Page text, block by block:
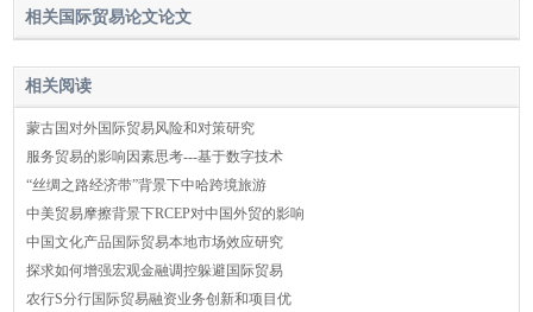
相关国际贸易论文论文
相关阅读
蒙古国对外国际贸易风险和对策研究
服务贸易的影响因素思考---基于数字技术
“丝绸之路经济带”背景下中哈跨境旅游
中美贸易摩擦背景下RCEP对中国外贸的影响
中国文化产品国际贸易本地市场效应研究
探求如何增强宏观金融调控躲避国际贸易
农行S分行国际贸易融资业务创新和项目优